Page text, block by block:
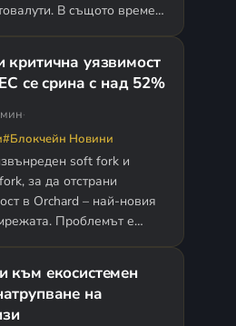
В същото време
критична уязвимост
се срина с над 52%
·
#Блокчейн Новини
soft fork и
за да отстрани
в Orchard – най-новия
Проблемът е
към екосистемен
на